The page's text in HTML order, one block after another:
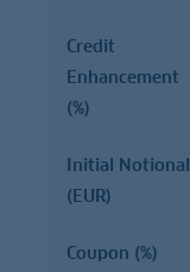
Credit
Enhancement
(%)
Initial Notional
(EUR)
Coupon (%)